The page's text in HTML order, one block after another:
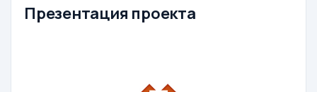
Презентация проекта